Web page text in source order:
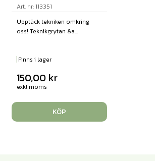
Art. nr: 113351
Upptäck tekniken omkring
oss! Teknikgrytan &a...
Finns i lager
150,00 kr
exkl moms
KÖP